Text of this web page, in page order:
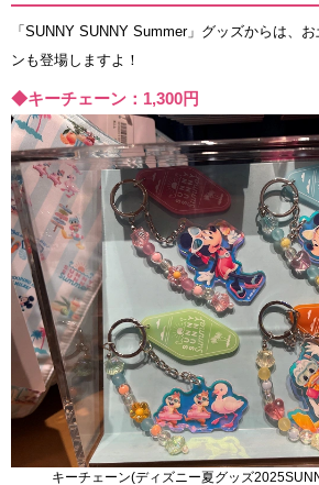
「SUNNY SUNNY Summer」グッズからは、
ンも登場しますよ！
◆キーチェーン：1,300円
キーチェーン(ディズニー夏グッズ